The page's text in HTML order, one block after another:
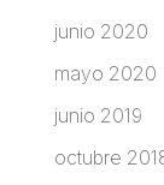
junio 2020
mayo 2020
junio 2019
octubre